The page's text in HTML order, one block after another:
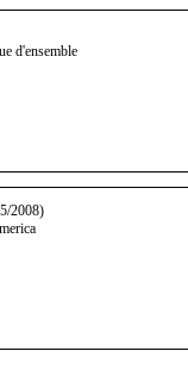
d'ensemble
2008)